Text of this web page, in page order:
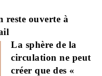
reste ouverte à
La sphère de la
circulation ne peut
créer que des «